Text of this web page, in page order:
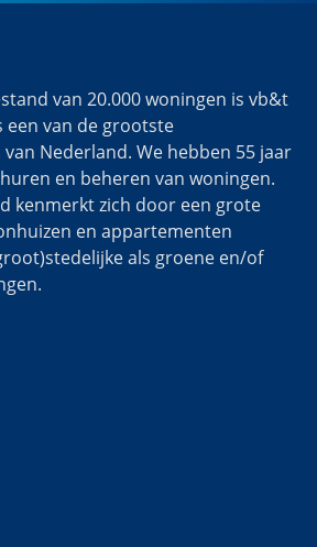
van 20.000 woningen is vb&t
van de grootste
Nederland. We hebben 55 jaar
en beheren van woningen.
kenmerkt zich door een grote
en appartementen
als groene en/of